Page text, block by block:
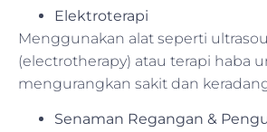
Elektroterapi
Menggunakan alat seperti
(electrotherapy) atau terapi haba
mengurangkan sakit dan
Senaman Regangan &